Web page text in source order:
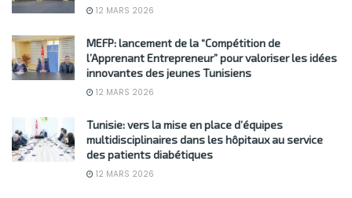
12 MARS 2026
MEFP: lancement de la “Compétition de
l’Apprenant Entrepreneur” pour valoriser les idées
innovantes des jeunes Tunisiens
12 MARS 2026
Tunisie: vers la mise en place d’équipes
multidisciplinaires dans les hôpitaux au service
des patients diabétiques
12 MARS 2026